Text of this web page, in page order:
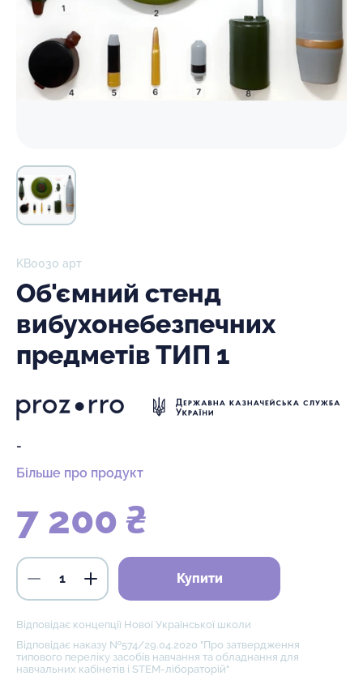
KB0030 арт
Об'ємний стенд
вибухонебезпечних
предметів ТИП 1
-
Більше про продукт
7 200 ₴
Купити
Відповідає концепції Нової Української школи
Відповідає наказу №574/29.04.2020 "Про затвердження
типового переліку засобів навчання та обладнання для
навчальних кабінетів і STEM-лібораторій"